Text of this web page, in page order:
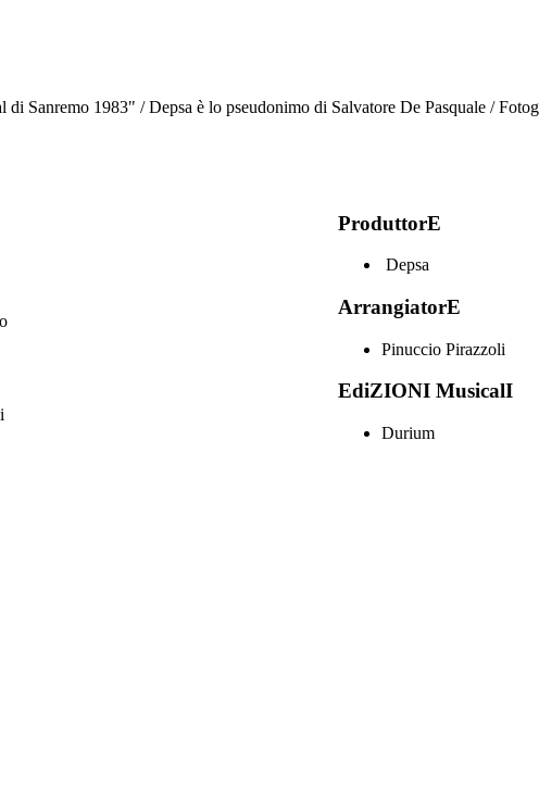
di Sanremo 1983" / Depsa è lo pseudonimo di Salvatore De Pasquale /
ProduttorE
Depsa
ArrangiatorE
Pinuccio Pirazzoli
EdiZIONI MusicalI
Durium